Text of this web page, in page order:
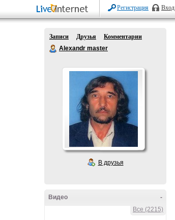
Регистрация Вход
Записи Друзья
Комментарии
Alexandr master
В друзья
-
Видео
Все (2215)